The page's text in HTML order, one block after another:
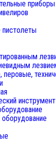
приборы
пистолеты
инструмент